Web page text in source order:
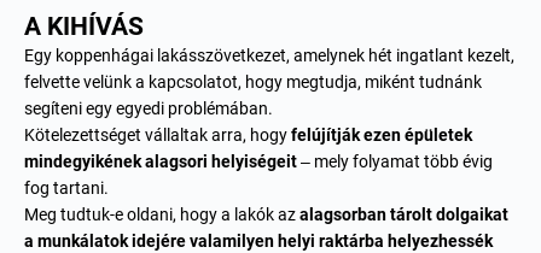
A KIHÍVÁS
Egy koppenhágai lakásszövetkezet, amelynek hét ingatlant kezelt,
felvette velünk a kapcsolatot, hogy megtudja, miként tudnánk
segíteni egy egyedi problémában.
Kötelezettséget vállaltak arra, hogyfelújítják ezen épületek
mindegyikének alagsori helyiségeit– mely folyamat több évig
fog tartani.
Meg tudtuk-e oldani, hogy a lakók azalagsorban tárolt dolgaikat
a munkálatok idejére valamilyen helyi raktárba helyezhessék